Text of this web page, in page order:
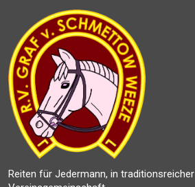
Reiten für Jedermann, in traditionsreicher